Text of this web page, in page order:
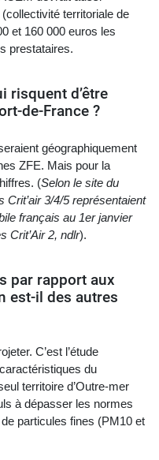
(collectivité territoriale de
et 160 000 euros les
prestataires.
risquent d’être
de-France ?
géographiquement
ZFE. Mais pour la
(Selon le site du
Crit’air 3/4/5 représentaient
français au 1er janvier
Crit’Air 2, ndlr).
par rapport aux
est-il des autres
C’est l’étude
du
territoire d’Outre-mer
à dépasser les normes
particules fines (PM10 et